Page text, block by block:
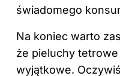
świadomego
Na koniec warto
że pieluchy
wyjątkowe.